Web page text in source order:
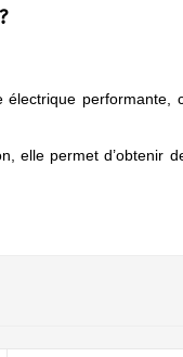
elle permet d’obtenir